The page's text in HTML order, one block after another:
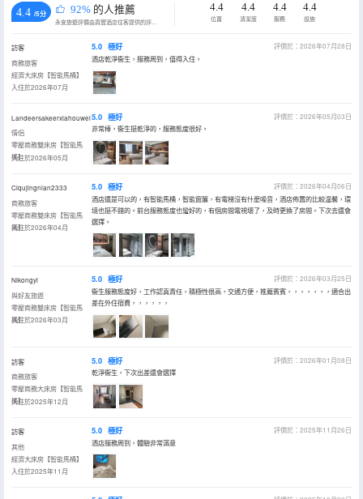
4.4 /5分 92% 的人推薦
永安旅遊評價由真實酒店住客提供的評價。
4.4
位置
4.4
清潔度
4.4
服務
4.4
設施
訪客
商務旅客
經濟大床房【智能馬桶】
入住於2026年07月
5.0 極好
評價於：2026年07月28日
酒店乾淨衞生，服務周到，值得入住。
Landeersakeerxiahouwei
情侶
零壓商務雙床房【智能馬
桶】
入住於2026年05月
5.0 極好
評價於：2026年05月03日
非常棒，衞生挺乾淨的，服務態度很好，
Ciqujingnian2333
商務旅客
零壓商務雙床房【智能馬
桶】
入住於2026年04月
5.0 極好
評價於：2026年04月06日
酒店還是可以的，有智能馬桶，智能窗簾，有電梯沒有什麼噪音，酒店佈置的比較温馨，環
境也挺不錯的。前台服務態度也蠻好的，有個房間電視壞了，及時更換了房間。下次去還會
選擇。
Nikongyi
與好友旅遊
零壓商務雙床房【智能馬
桶】
入住於2026年03月
5.0 極好
評價於：2026年03月25日
衞生服務態度好，工作認真責任，積極性很高，交通方便，推薦賓賓，，，，，，，適合出
差在外住宿費，，，，，，
訪客
商務旅客
零壓商務大床房【智能馬
桶】
入住於2025年12月
5.0 極好
評價於：2026年01月08日
乾淨衞生，下次出差還會選擇
訪客
其他
經濟大床房【智能馬桶】
入住於2025年11月
5.0 極好
評價於：2025年11月26日
酒店服務周到，體驗非常滿意